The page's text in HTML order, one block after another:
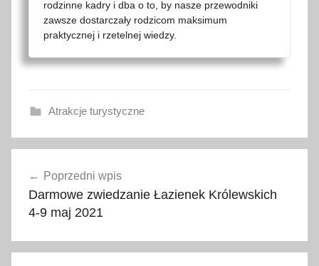
rodzinne kadry i dba o to, by nasze przewodniki
zawsze dostarczały rodzicom maksimum
praktycznej i rzetelnej wiedzy.
Atrakcje turystyczne
k
n
wpisu
Poprzedni wpis
Darmowe zwiedzanie Łazienek Królewskich
4-9 maj 2021